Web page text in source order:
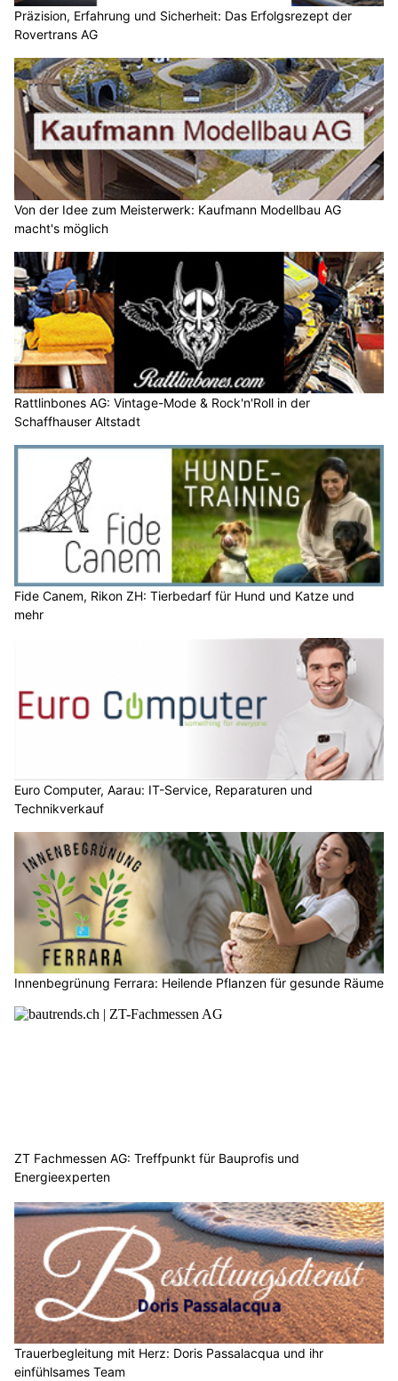
Präzision, Erfahrung und Sicherheit: Das Erfolgsrezept der
Rovertrans AG
Von der Idee zum Meisterwerk: Kaufmann Modellbau AG
macht's möglich
Rattlinbones AG: Vintage-Mode & Rock'n'Roll in der
Schaffhauser Altstadt
Fide Canem, Rikon ZH: Tierbedarf für Hund und Katze und
mehr
Euro Computer, Aarau: IT-Service, Reparaturen und
Technikverkauf
Innenbegrünung Ferrara: Heilende Pflanzen für gesunde Räume
ZT Fachmessen AG: Treffpunkt für Bauprofis und
Energieexperten
Trauerbegleitung mit Herz: Doris Passalacqua und ihr
einfühlsames Team